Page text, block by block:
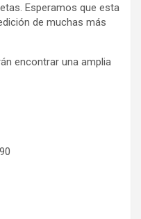
Esperamos que esta
de muchas más
encontrar una amplia